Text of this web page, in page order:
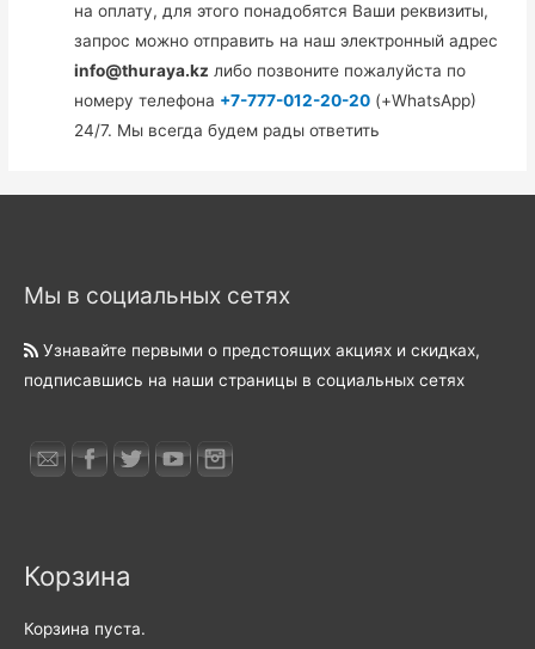
на оплату, для этого понадобятся Ваши реквизиты,
запрос можно отправить на наш электронный адрес
info@thuraya.kz либо позвоните пожалуйста по
номеру телефона +7-777-012-20-20 (+WhatsApp)
24/7. Мы всегда будем рады ответить
Мы в социальных сетях
Узнавайте первыми о предстоящих акциях и скидках,
подписавшись на наши страницы в социальных сетях
Корзина
Корзина пуста.